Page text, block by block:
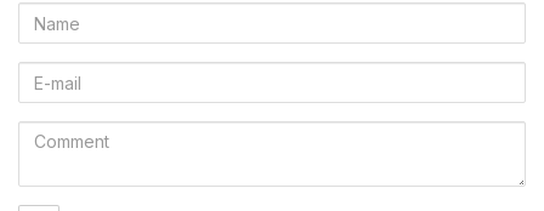
Name
E-
mail
Comment